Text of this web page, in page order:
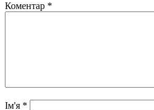
Коментар *
Ім'я *